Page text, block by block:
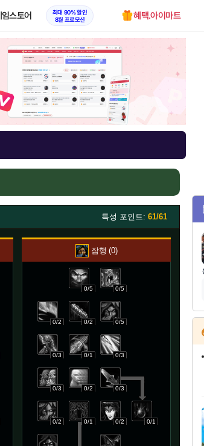
스토어
최대 90% 할인
8월 프로모션
혜택.아이마트
특성 포인트: 61/61
잠행 0
0/5 0/5
0/2 0/2 0/5
0/3 0/1 0/3
0/3 0/2 0/3
0/2 0/1 0/2 0/1